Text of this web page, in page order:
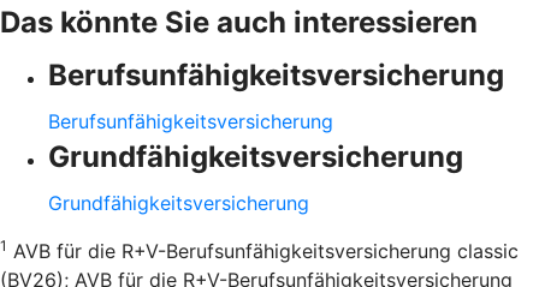
Das könnte Sie auch interessieren
Berufsunfähigkeitsversicherung
Berufsunfähigkeitsversicherung
Grundfähigkeitsversicherung
Grundfähigkeitsversicherung
1 AVB für die R+V-Berufsunfähigkeitsversicherung classic
(BV26); AVB für die R+V-Berufsunfähigkeitsversicherung